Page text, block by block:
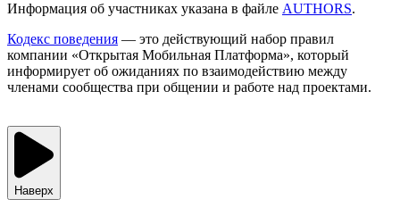
Информация об участниках указана в файле AUTHORS.
Кодекс поведения — это действующий набор правил
компании «Открытая Мобильная Платформа», который
информирует об ожиданиях по взаимодействию между
членами сообщества при общении и работе над проектами.
Наверх